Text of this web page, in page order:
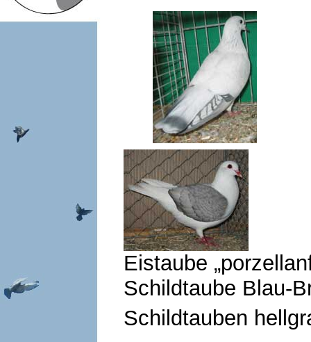
Eistaube
Schildtaube Blau-
Schildtauben